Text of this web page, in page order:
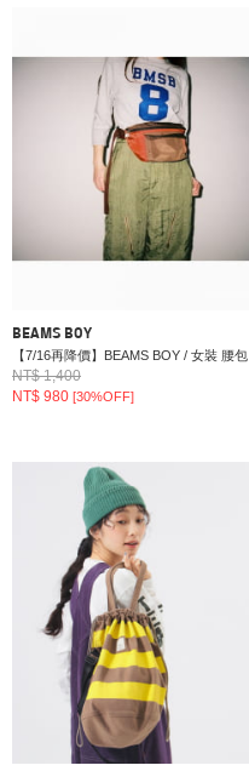
BEAMS BOY
【7/16再降價】BEAMS BOY / 女裝 腰包
NT$ 1,400
NT$ 980 [30%OFF]